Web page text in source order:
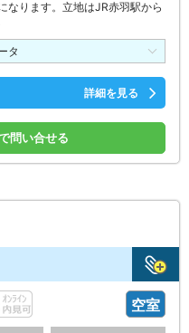
なります。立地はJR赤羽駅から
タ
詳細を見る
問い合せる
空室